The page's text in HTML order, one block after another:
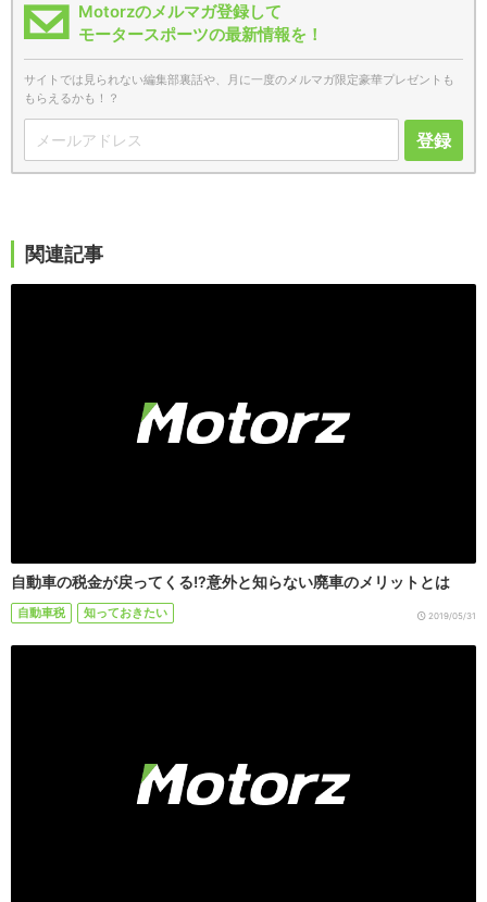
Motorzのメルマガ登録して
モータースポーツの最新情報を！
サイトでは見られない編集部裏話や、月に一度のメルマガ限定豪華プレゼントも
もらえるかも！？
登録
関連記事
自動車の税金が戻ってくる!?意外と知らない廃車のメリットとは
自動車税 知っておきたい 2019/05/31